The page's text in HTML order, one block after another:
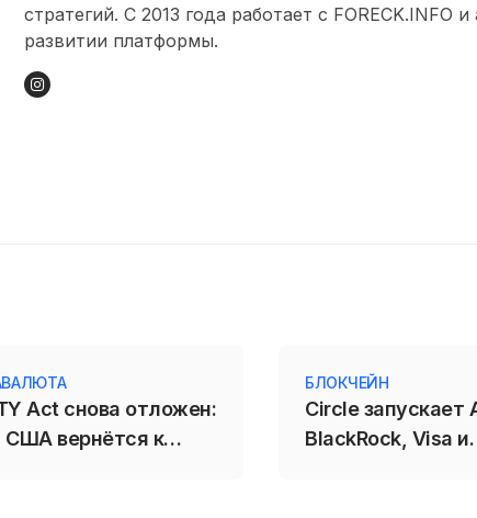
стратегий. С 2013 года работает с FORECK.INFO
развитии платформы.
Act снова отложен:
США вернётся к
БЛОКЧЕЙН
Circle запускает
BlackRock, Visa и